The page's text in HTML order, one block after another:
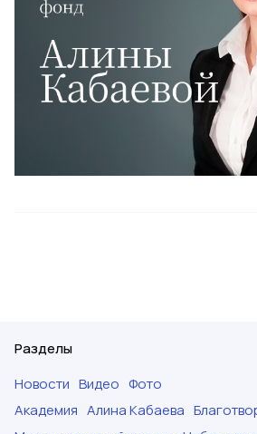
Разделы
Новости Видео Фото
Академия Алина Кабаева